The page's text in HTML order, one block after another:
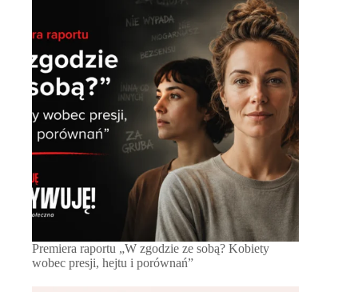
Premiera raportu „W zgodzie ze sobą? Kobiety
wobec presji, hejtu i porównań”